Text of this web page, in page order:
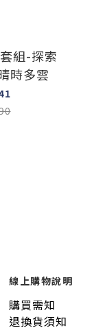
組-探索
時多雲
線上購物說明
購買需知
退換貨須知